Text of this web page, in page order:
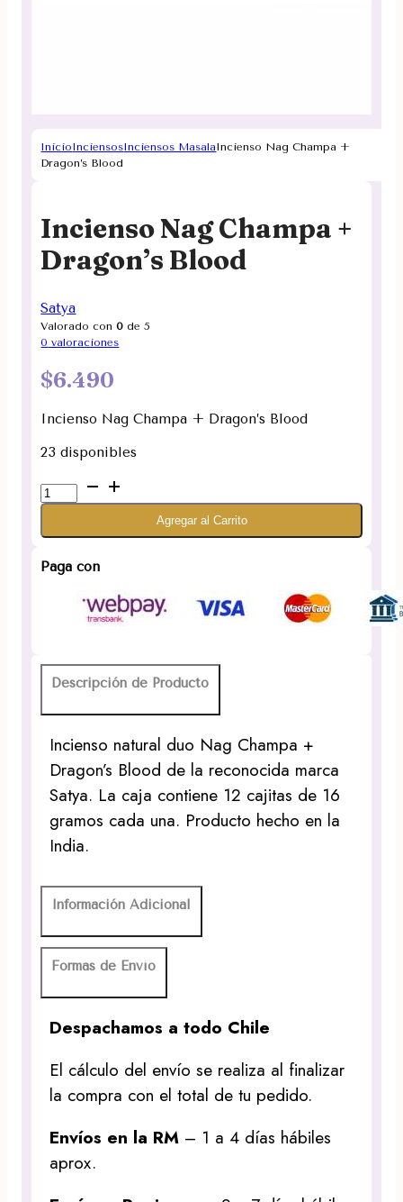
InicioInciensosInciensos MasalaIncienso Nag Champa +
Dragon’s Blood
Incienso Nag Champa +
Dragon’s Blood
Satya
Valorado con0 de 5
0 valoraciones
$6.490
Incienso Nag Champa + Dragon’s Blood
23 disponibles
Incienso
Nag
Dragon's
cantidad
Agregar al Carrito
Paga con
Descripción de Producto
Incienso natural duo Nag Champa +
Dragon’s Blood de la reconocida marca
Satya. La caja contiene 12 cajitas de 16
gramos cada una. Producto hecho en la
India.
Información Adicional
Formas de Envío
Despachamos a todo Chile
El cálculo del envío se realiza al finalizar
la compra con el total de tu pedido.
Envíos en la RM – 1 a 4 días hábiles
aprox.